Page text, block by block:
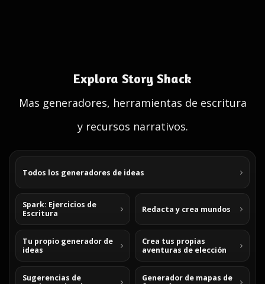
Explora Story Shack
Mas generadores, herramientas de escritura
y recursos narrativos.
Todos los generadores de ideas
Spark: Ejercicios de
Escritura
Redacta y crea mundos
Tu propio generador de
ideas
Crea tus propias
aventuras de elección
Sugerencias de
Generador de mapas de